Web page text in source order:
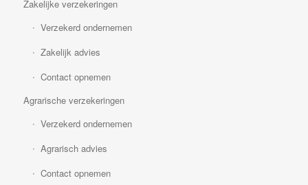
Zakelijke verzekeringen
Verzekerd ondernemen
Zakelijk advies
Contact opnemen
Agrarische verzekeringen
Verzekerd ondernemen
Agrarisch advies
Contact opnemen